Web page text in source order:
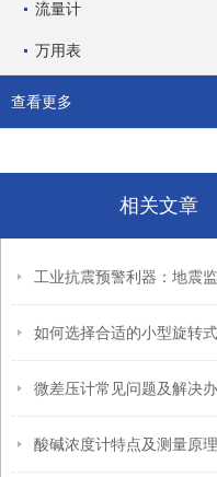
流量计
万用表
查看更多
相关文章
微差压计常见问题及解决
酸碱浓度计特点及测量原